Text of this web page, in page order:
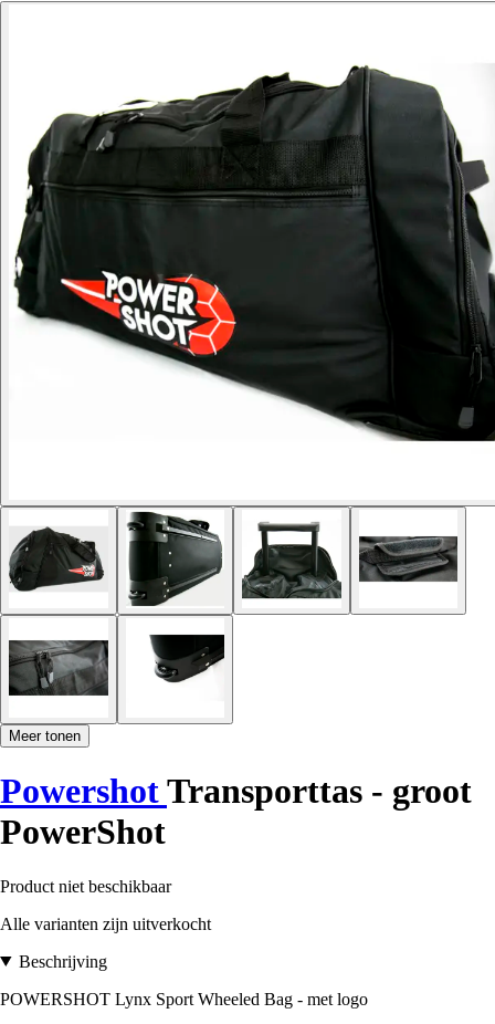
Meer tonen
PowershotTransporttas - groot
PowerShot
Product niet beschikbaar
Alle varianten zijn uitverkocht
Beschrijving
POWERSHOT Lynx Sport Wheeled Bag - met logo